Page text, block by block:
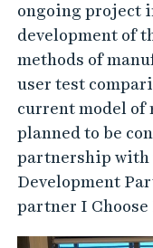
ongoing project
development of
methods of
user test
current model of
planned to be
partnership with
Development
partner I